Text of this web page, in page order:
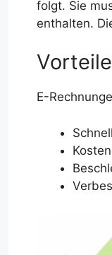
folgt. Sie
enthalten.
E-